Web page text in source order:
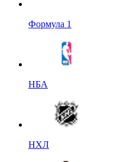
Формула 1
НБА
НХЛ